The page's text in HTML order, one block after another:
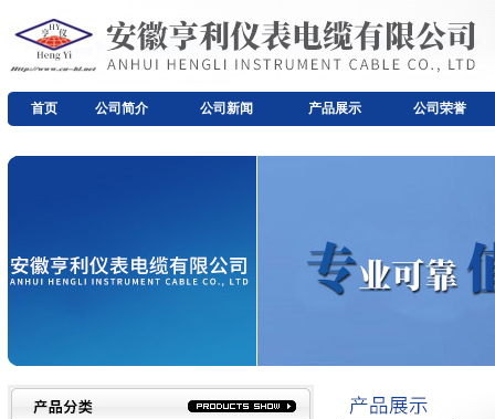
首页 公司简介 公司新闻 产品展示 公司荣誉